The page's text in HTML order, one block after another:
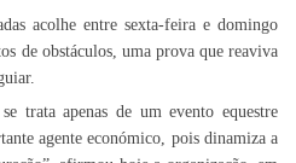
acolhe entre sexta-feira e domingo
de obstáculos, uma prova que reaviva
trata apenas de um evento equestre
agente económico, pois dinamiza a